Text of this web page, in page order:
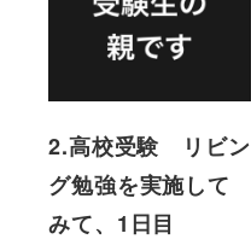
2.高校受験 リビン
グ勉強を実施して
みて、1日目